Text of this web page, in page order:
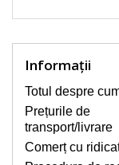
ul cu cea
natură
sau crăpat.
afișajul
intermitentă
Informaţii
Totul despre
Prețurile de
transport/livrare
Comerț cu